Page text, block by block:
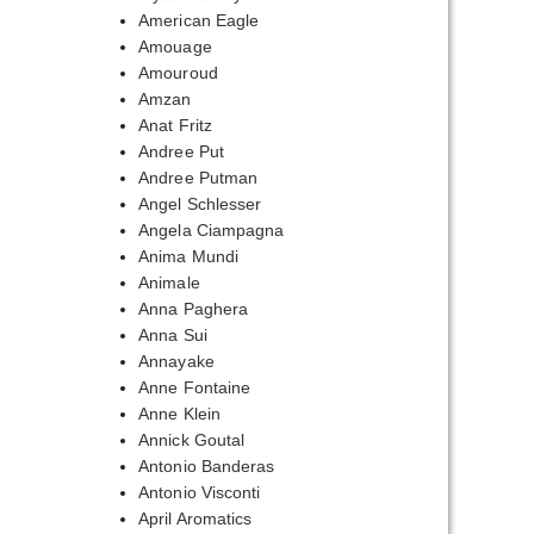
American Eagle
Amouage
Amouroud
Amzan
Anat Fritz
Andree Put
Andree Putman
Angel Schlesser
Angela Ciampagna
Anima Mundi
Animale
Anna Paghera
Anna Sui
Annayake
Anne Fontaine
Anne Klein
Annick Goutal
Antonio Banderas
Antonio Visconti
April Aromatics